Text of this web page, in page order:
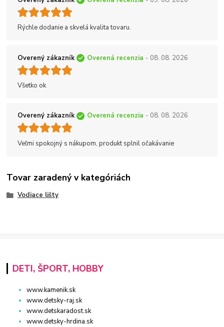
Rýchle dodanie a skvelá kvalita tovaru.
Overený zákazník Overená recenzia - 08. 08. 2026
Všetko ok
Overený zákazník Overená recenzia - 08. 08. 2026
Veľmi spokojný s nákupom, produkt splnil očakávanie
Tovar zaradený v kategóriách
Vodiace lišty
DETI, ŠPORT, HOBBY
www.kamenik.sk
www.detsky-raj.sk
www.detskaradost.sk
www.detsky-hrdina.sk